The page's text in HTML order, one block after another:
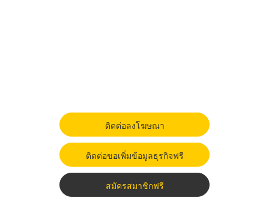
ติดต่อลงโฆษณา
ติดต่อขอเพิ่มข้อมูลธุรกิจฟรี
สมัครสมาชิกฟรี